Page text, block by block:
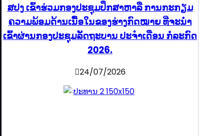
ສປງ ເຂົ້າຮ່ວມກອງປະຊຸມປຶກສາຫາລື ການກະກຽມ
ຄວາມພ້ອມດ້ານເນື້ອໃນຂອງຮ່າງກົດໝາຍ ທີ່ຈະນໍາ
ເຂົ້າຜ່ານກອງປະຊຸມລັດຖະບານ ປະຈໍາເດືອນ ກໍລະກົດ
2026.
24/07/2026